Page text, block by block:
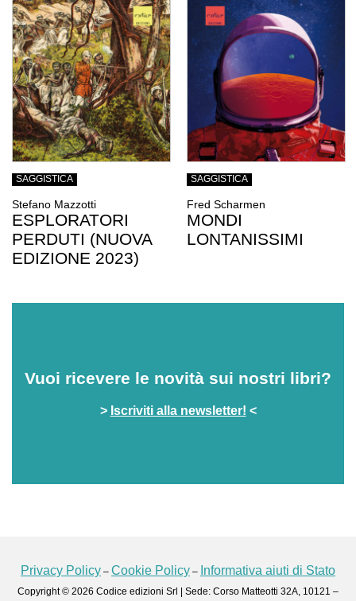
SAGGISTICA
Stefano Mazzotti
ESPLORATORI
PERDUTI (NUOVA
EDIZIONE 2023)
SAGGISTICA
Fred Scharmen
MONDI
LONTANISSIMI
Vuoi ricevere le novità sui nostri libri?
> Iscriviti alla newsletter! <
Privacy Policy – Cookie Policy – Informativa aiuti di Stato
Copyright © 2026 Codice edizioni Srl | Sede: Corso Matteotti 32A, 10121 –